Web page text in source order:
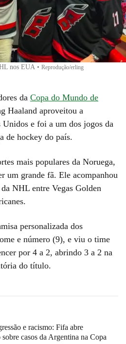
nos EUA • Reprodução/erling
da Copa do Mundo de
Haaland aproveitou a
Unidos e foi a um dos jogos da
hockey do país.
mais populares da Noruega,
um grande fã. Ele acompanhou
NHL entre Vegas Golden
personalizada dos
e número (9), e viu o time
por 4 a 2, abrindo 3 a 2 na
do título.
e racismo: Fifa abre
casos da Argentina na Copa